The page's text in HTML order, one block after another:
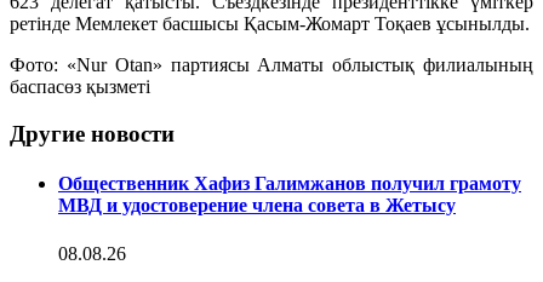
ретінде Мемлекет басшысы Қасым-Жомарт Тоқаев ұсынылды.
Фото: «Nur Otan» партиясы Алматы облыстық филиалының
баспасөз қызметі
Другие новости
Общественник Хафиз Галимжанов получил грамоту
МВД и удостоверение члена совета в Жетысу
08.08.26